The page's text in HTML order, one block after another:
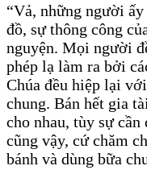
“Vả, những người
đồ, sự thông công
nguyện. Mọi người
phép lạ làm ra bởi
Chúa đều hiệp lại
chung. Bán hết gia
cho nhau, tùy sự
cũng vậy, cứ chăm
bánh và dùng bữa